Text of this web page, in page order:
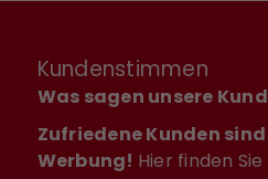
Kundenstimmen
Was sagen unsere
Zufriedene Kunden
Werbung! Hier finden